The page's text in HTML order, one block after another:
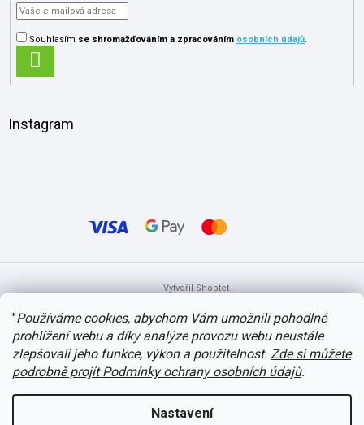
"Používáme cookies, abychom Vám umožnili pohodlné
prohlížení webu a díky analýze provozu webu neustále
zlepšovali jeho funkce, výkon a použitelnost. Zde si můžete
podrobně projít Podmínky ochrany osobních údajů.
Nastavení
Souhlasím se shromažďováníma zpracováním osobních údajů.
SE
Instagram
Vytvořil Shoptet
Copyright 2026itvlaky.cz. Všechna práva vyhrazena.Upravit nastavení
cookies